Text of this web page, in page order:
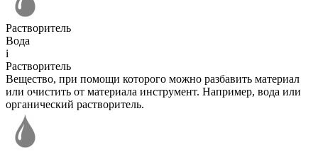
Растворитель
Вода
i
Растворитель
Вещество, при помощи которого можно разбавить материал
или очистить от материала инструмент. Например, вода или
органический растворитель.